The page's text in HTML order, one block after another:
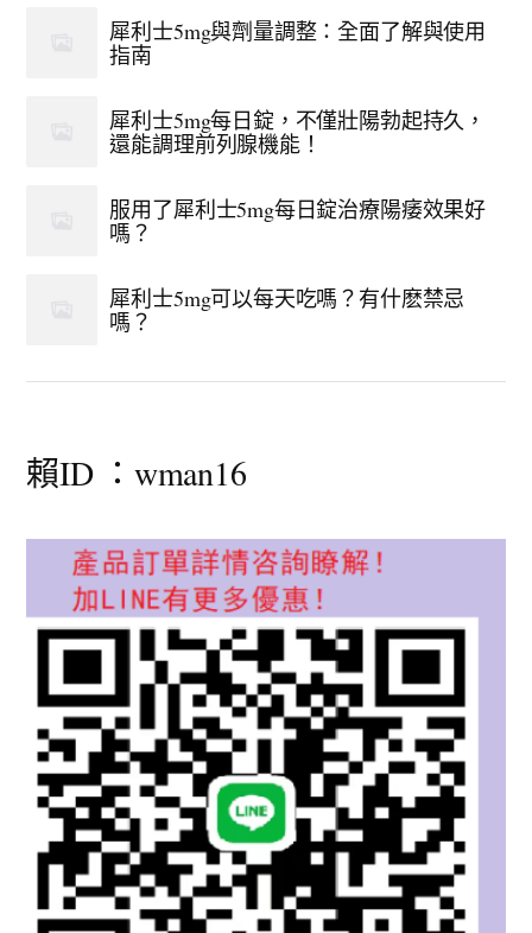
犀利士5mg與劑量調整：全面了解與使用
指南
犀利士5mg每日錠，不僅壯陽勃起持久，
還能調理前列腺機能！
服用了犀利士5mg每日錠治療陽痿效果好
嗎？
犀利士5mg可以每天吃嗎？有什麽禁忌
嗎？
賴ID ：wman16